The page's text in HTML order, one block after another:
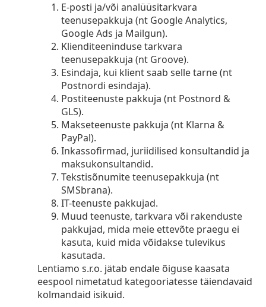
E-posti ja/või analüüsitarkvara
teenusepakkuja (nt Google Analytics,
Google Ads ja Mailgun).
Klienditeeninduse tarkvara
teenusepakkuja (nt Groove).
Esindaja, kui klient saab selle tarne (nt
Postnordi esindaja).
Postiteenuste pakkuja (nt Postnord &
GLS).
Makseteenuste pakkuja (nt Klarna &
PayPal).
Inkassofirmad, juriidilised konsultandid ja
maksukonsultandid.
Tekstisõnumite teenusepakkuja (nt
SMSbrana).
IT-teenuste pakkujad.
Muud teenuste, tarkvara või rakenduste
pakkujad, mida meie ettevõte praegu ei
kasuta, kuid mida võidakse tulevikus
kasutada.
Lentiamo s.r.o. jätab endale õiguse kaasata
eespool nimetatud kategooriatesse täiendavaid
kolmandaid isikuid.